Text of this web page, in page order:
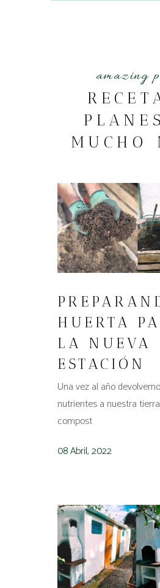
amazing
MUCHO
HUERTA
LA NUEVA
ESTACIÓN
Una vez al año
nutrientes a nuestra
compost
08 Abril, 2022